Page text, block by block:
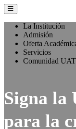
La Institución
Admisión
Oferta
Servicios
Comunidad
Signa la
para la